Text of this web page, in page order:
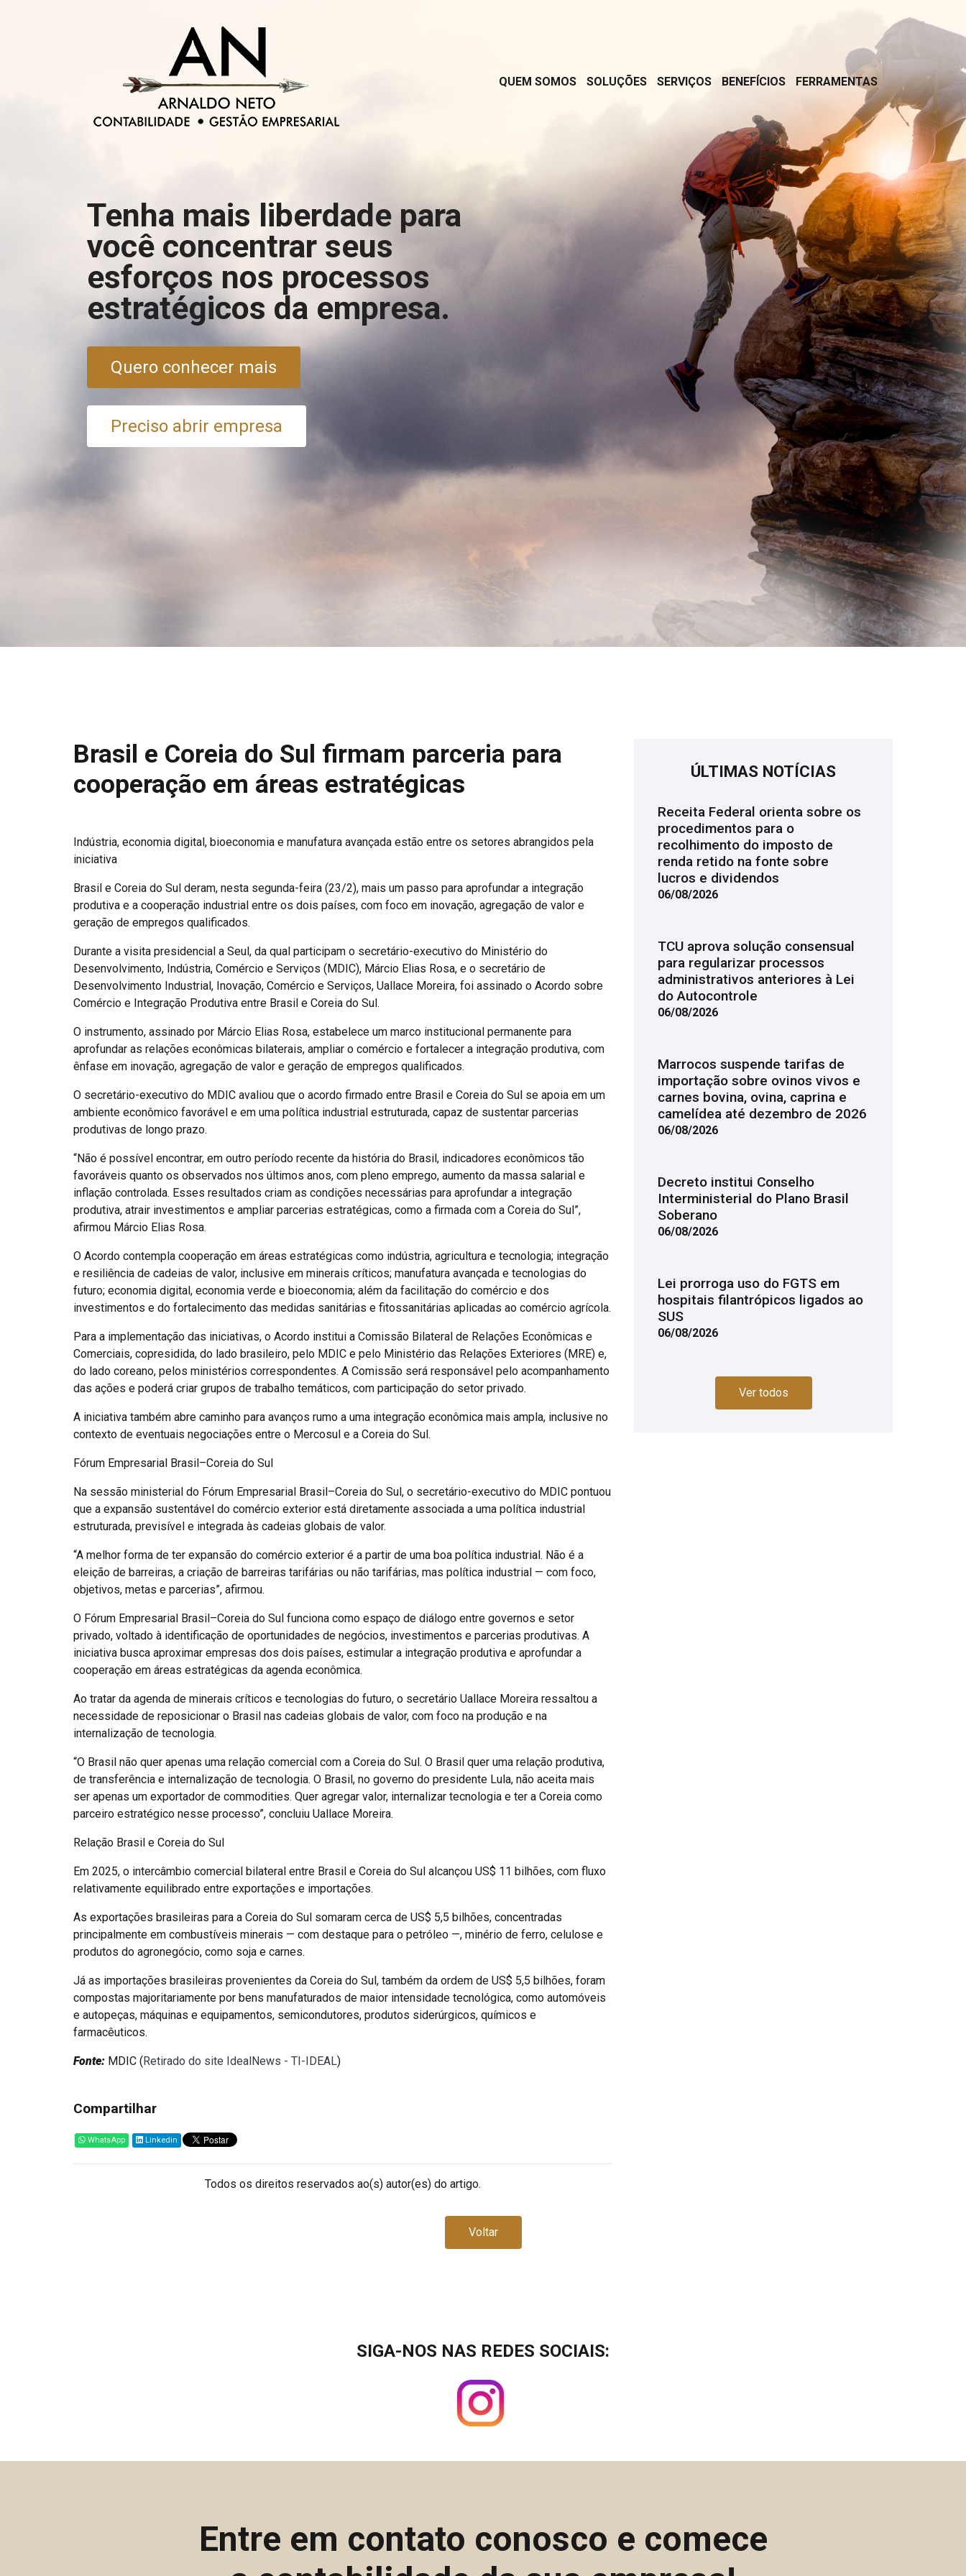
QUEM SOMOS SOLUÇÕES SERVIÇOS BENEFÍCIOS FERRAMENTAS
Tenha mais liberdade para
você concentrar seus
esforços nos processos
estratégicos da empresa.
Quero conhecer mais
Preciso abrir empresa
Brasil e Coreia do Sul firmam parceria para
cooperação em áreas estratégicas
Indústria, economia digital, bioeconomia e manufatura avançada estão entre os setores abrangidos pela
iniciativa
Brasil e Coreia do Sul deram, nesta segunda-feira (23/2), mais um passo para aprofundar a integração
produtiva e a cooperação industrial entre os dois países, com foco em inovação, agregação de valor e
geração de empregos qualificados.
Durante a visita presidencial a Seul, da qual participam o secretário-executivo do Ministério do
Desenvolvimento, Indústria, Comércio e Serviços (MDIC), Márcio Elias Rosa, e o secretário de
Desenvolvimento Industrial, Inovação, Comércio e Serviços, Uallace Moreira, foi assinado o Acordo sobre
Comércio e Integração Produtiva entre Brasil e Coreia do Sul.
O instrumento, assinado por Márcio Elias Rosa, estabelece um marco institucional permanente para
aprofundar as relações econômicas bilaterais, ampliar o comércio e fortalecer a integração produtiva, com
ênfase em inovação, agregação de valor e geração de empregos qualificados.
O secretário-executivo do MDIC avaliou que o acordo firmado entre Brasil e Coreia do Sul se apoia em um
ambiente econômico favorável e em uma política industrial estruturada, capaz de sustentar parcerias
produtivas de longo prazo.
“Não é possível encontrar, em outro período recente da história do Brasil, indicadores econômicos tão
favoráveis quanto os observados nos últimos anos, com pleno emprego, aumento da massa salarial e
inflação controlada. Esses resultados criam as condições necessárias para aprofundar a integração
produtiva, atrair investimentos e ampliar parcerias estratégicas, como a firmada com a Coreia do Sul”,
afirmou Márcio Elias Rosa.
O Acordo contempla cooperação em áreas estratégicas como indústria, agricultura e tecnologia; integração
e resiliência de cadeias de valor, inclusive em minerais críticos; manufatura avançada e tecnologias do
futuro; economia digital, economia verde e bioeconomia; além da facilitação do comércio e dos
investimentos e do fortalecimento das medidas sanitárias e fitossanitárias aplicadas ao comércio agrícola.
Para a implementação das iniciativas, o Acordo institui a Comissão Bilateral de Relações Econômicas e
Comerciais, copresidida, do lado brasileiro, pelo MDIC e pelo Ministério das Relações Exteriores (MRE) e,
do lado coreano, pelos ministérios correspondentes. A Comissão será responsável pelo acompanhamento
das ações e poderá criar grupos de trabalho temáticos, com participação do setor privado.
A iniciativa também abre caminho para avanços rumo a uma integração econômica mais ampla, inclusive no
contexto de eventuais negociações entre o Mercosul e a Coreia do Sul.
Fórum Empresarial Brasil–Coreia do Sul
Na sessão ministerial do Fórum Empresarial Brasil–Coreia do Sul, o secretário-executivo do MDIC pontuou
que a expansão sustentável do comércio exterior está diretamente associada a uma política industrial
estruturada, previsível e integrada às cadeias globais de valor.
“A melhor forma de ter expansão do comércio exterior é a partir de uma boa política industrial. Não é a
eleição de barreiras, a criação de barreiras tarifárias ou não tarifárias, mas política industrial — com foco,
objetivos, metas e parcerias”, afirmou.
O Fórum Empresarial Brasil–Coreia do Sul funciona como espaço de diálogo entre governos e setor
privado, voltado à identificação de oportunidades de negócios, investimentos e parcerias produtivas. A
iniciativa busca aproximar empresas dos dois países, estimular a integração produtiva e aprofundar a
cooperação em áreas estratégicas da agenda econômica.
Ao tratar da agenda de minerais críticos e tecnologias do futuro, o secretário Uallace Moreira ressaltou a
necessidade de reposicionar o Brasil nas cadeias globais de valor, com foco na produção e na
internalização de tecnologia.
“O Brasil não quer apenas uma relação comercial com a Coreia do Sul. O Brasil quer uma relação produtiva,
de transferência e internalização de tecnologia. O Brasil, no governo do presidente Lula, não aceita mais
ser apenas um exportador de commodities. Quer agregar valor, internalizar tecnologia e ter a Coreia como
parceiro estratégico nesse processo”, concluiu Uallace Moreira.
Relação Brasil e Coreia do Sul
Em 2025, o intercâmbio comercial bilateral entre Brasil e Coreia do Sul alcançou US$ 11 bilhões, com fluxo
relativamente equilibrado entre exportações e importações.
As exportações brasileiras para a Coreia do Sul somaram cerca de US$ 5,5 bilhões, concentradas
principalmente em combustíveis minerais — com destaque para o petróleo —, minério de ferro, celulose e
produtos do agronegócio, como soja e carnes.
Já as importações brasileiras provenientes da Coreia do Sul, também da ordem de US$ 5,5 bilhões, foram
compostas majoritariamente por bens manufaturados de maior intensidade tecnológica, como automóveis
e autopeças, máquinas e equipamentos, semicondutores, produtos siderúrgicos, químicos e
farmacêuticos.
Fonte: MDIC (Retirado do site IdealNews - TI-IDEAL)
Compartilhar
WhatsApp Linkedin
Todos os direitos reservados ao(s) autor(es) do artigo.
ÚLTIMAS NOTÍCIAS
Receita Federal orienta sobre os
procedimentos para o
recolhimento do imposto de
renda retido na fonte sobre
lucros e dividendos
06/08/2026
TCU aprova solução consensual
para regularizar processos
administrativos anteriores à Lei
do Autocontrole
06/08/2026
Marrocos suspende tarifas de
importação sobre ovinos vivos e
carnes bovina, ovina, caprina e
camelídea até dezembro de 2026
06/08/2026
Decreto institui Conselho
Interministerial do Plano Brasil
Soberano
06/08/2026
Lei prorroga uso do FGTS em
hospitais filantrópicos ligados ao
SUS
06/08/2026
Ver todos
Voltar
SIGA-NOS NAS REDES SOCIAIS:
Entre em contato conosco e comece